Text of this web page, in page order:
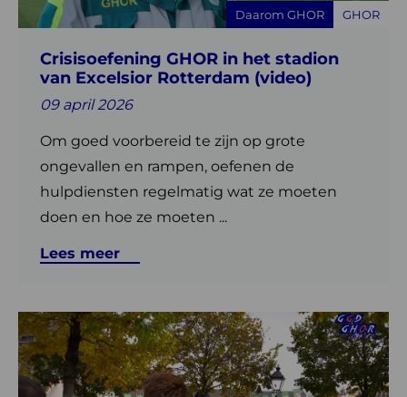
Crisisoefening GHOR in het stadion
van Excelsior Rotterdam (video)
09 april 2026
Om goed voorbereid te zijn op grote
ongevallen en rampen, oefenen de
hulpdiensten regelmatig wat ze moeten
doen en hoe ze moeten ...
Lees meer
Daarom GHOR GHOR
van
Rotterdam
(video)
Lees
meer
over
Gezond